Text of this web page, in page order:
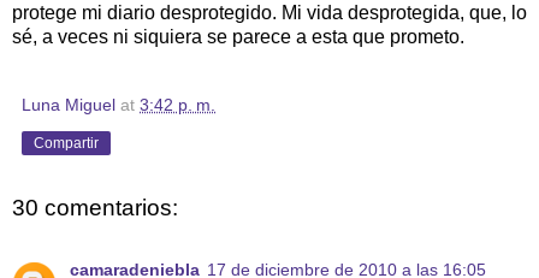
protege mi diario desprotegido. Mi vida desprotegida, que, lo
sé, a veces ni siquiera se parece a esta que prometo.
Luna Miguel at 3:42 p. m.
Compartir
30 comentarios:
camaradeniebla 17 de diciembre de 2010 a las 16:05